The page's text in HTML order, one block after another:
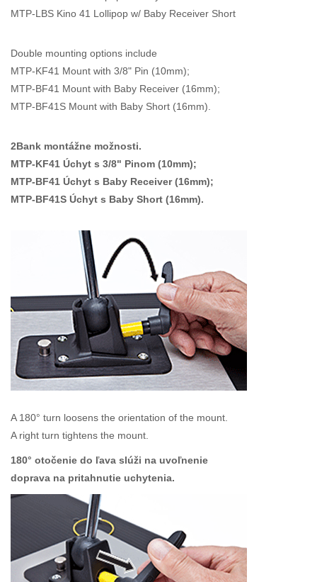
MTP-LBS Kino 41 Lollipop w/ Baby Receiver Short
Double mounting options include
MTP-KF41 Mount with 3/8" Pin (10mm);
MTP-BF41 Mount with Baby Receiver (16mm);
MTP-BF41S Mount with Baby Short (16mm).
2Bank montážne možnosti.
MTP-KF41 Úchyt s 3/8" Pinom (10mm);
MTP-BF41 Úchyt s Baby Receiver (16mm);
MTP-BF41S Úchyt s Baby Short (16mm).
A 180° turn loosens the orientation of the mount.
A right turn tightens the mount.
180° otočenie do ľava slúži na uvoľnenie
doprava na pritahnutie uchytenia.